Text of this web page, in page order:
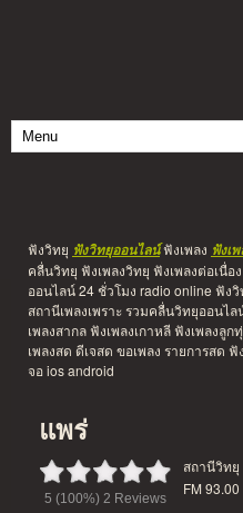
ฟังวิทยุ ฟังวิทยุออนไลน์ฟังเพลง ฟังเ
คลื่นวิทยุ ฟังเพลงวิทยุ ฟังเพลงต่อเนื่อ
ออนไลน์ 24 ชั่วโมง radio online ฟั
สถานีเพลงเพราะ รวมคลื่นวิทยุออนไ
เพลงสากล ฟังเพลงเกาหลี ฟังเพลงลู
เพลงสด ดีเจสด ขอเพลง รายการสด
จอ ios android
แพร่
5 (100%) 2 Reviews
สถานีวิท
FM